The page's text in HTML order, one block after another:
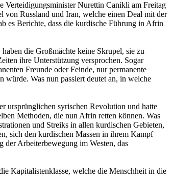
Verteidigungsminister Nurettin Canikli am Freitag
von Russland und Iran, welche einen Deal mit der
es Berichte, dass die kurdische Führung in Afrin
die Großmächte keine Skrupel, sie zu
ihre Unterstützung versprochen. Sogar
Freunde oder Feinde, nur permanente
würde. Was nun passiert deutet an, in welche
ursprünglichen syrischen Revolution und hatte
Methoden, die nun Afrin retten können. Was
und Streiks in allen kurdischen Gebieten,
sich den kurdischen Massen in ihrem Kampf
der Arbeiterbewegung im Westen, das
Kapitalistenklasse, welche die Menschheit in die